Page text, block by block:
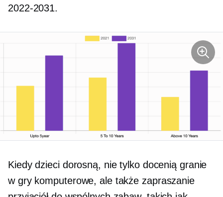
2022-2031.
Kiedy dzieci dorosną, nie tylko docenią granie
w gry komputerowe, ale także zapraszanie